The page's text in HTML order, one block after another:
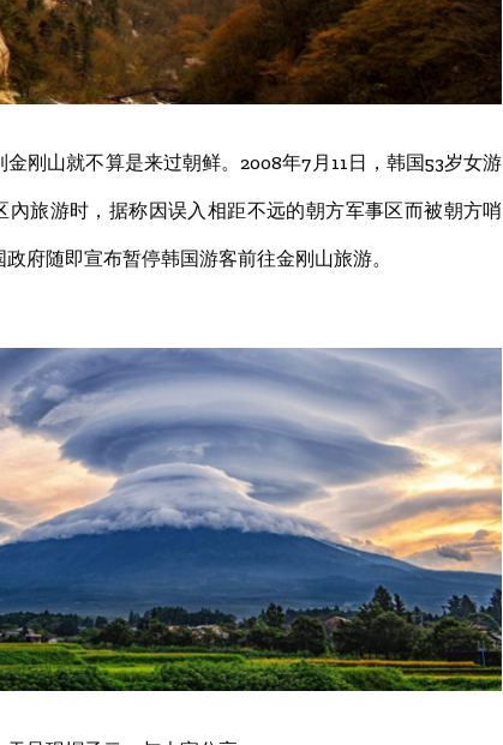
金刚山就不算是来过朝鲜。2008年7月11日，韩国53岁女游
內旅游时，据称因误入相距不远的朝方军事区而被朝方哨
府随即宣布暂停韩国游客前往金刚山旅游。